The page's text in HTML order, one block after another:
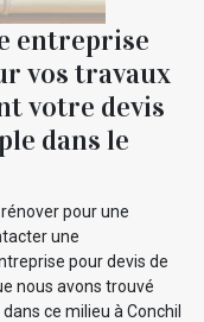
entreprise
vos travaux
votre devis
dans le
pour une
une
pour devis de
nous avons trouvé
ce milieu à Conchil